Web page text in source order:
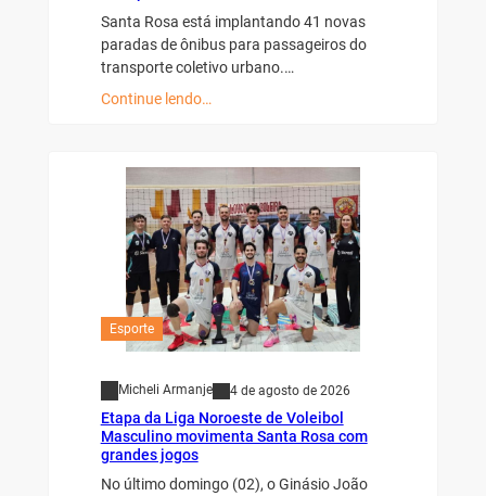
Santa Rosa está implantando 41 novas
paradas de ônibus para passageiros do
transporte coletivo urbano.…
Continue lendo…
Esporte
Micheli Armanje 4 de agosto de 2026
Etapa da Liga Noroeste de Voleibol
Masculino movimenta Santa Rosa com
grandes jogos
No último domingo (02), o Ginásio João